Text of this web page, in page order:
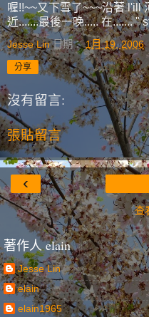
喔!!~~又下雪了~~~沿著 l'ill
近.......最後一晚..... 在....... "
Jesse Lin 日期：1月 19, 2006
分享
沒有留言:
張貼留言
‹
查
著作人 elain
Jesse Lin
elain
elain1965